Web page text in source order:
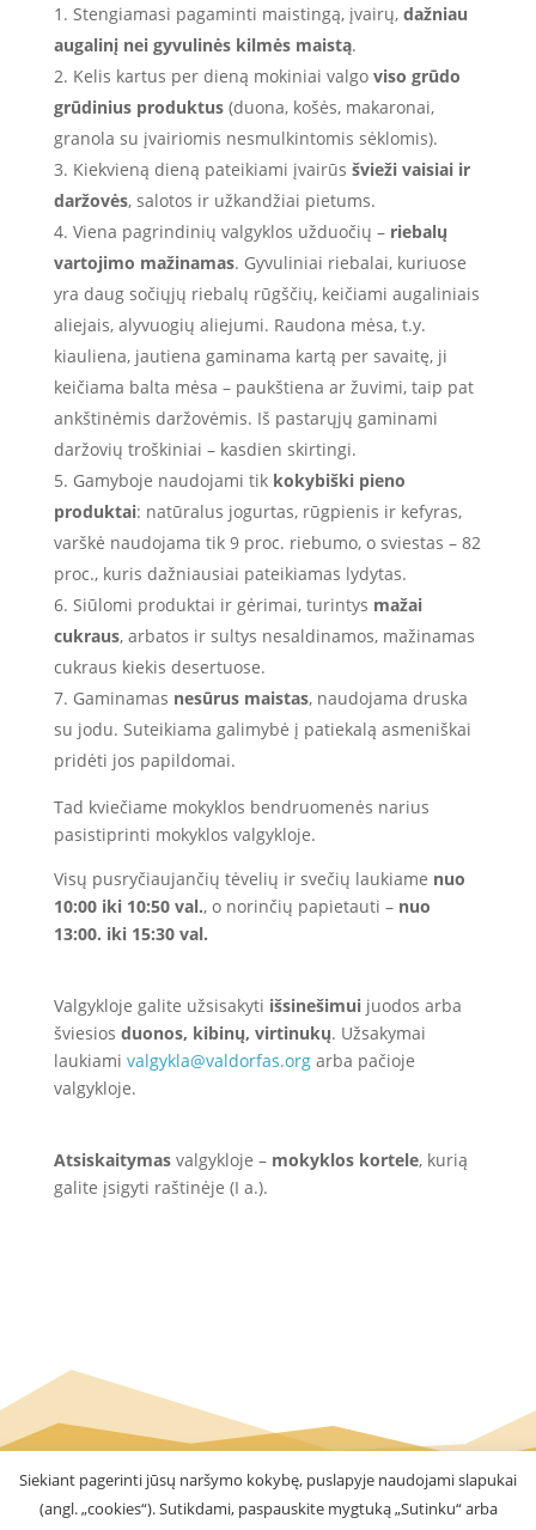
Stengiamasi pagaminti maistingą, įvairų, dažniau
augalinį nei gyvulinės kilmės maistą.
Kelis kartus per dieną mokiniai valgo viso grūdo
grūdinius produktus (duona, košės, makaronai,
granola su įvairiomis nesmulkintomis sėklomis).
Kiekvieną dieną pateikiami įvairūs švieži vaisiai ir
daržovės, salotos ir užkandžiai pietums.
Viena pagrindinių valgyklos užduočių – riebalų
vartojimo mažinamas. Gyvuliniai riebalai, kuriuose
yra daug sočiųjų riebalų rūgščių, keičiami augaliniais
aliejais, alyvuogių aliejumi. Raudona mėsa, t.y.
kiauliena, jautiena gaminama kartą per savaitę, ji
keičiama balta mėsa – paukštiena ar žuvimi, taip pat
ankštinėmis daržovėmis. Iš pastarųjų gaminami
daržovių troškiniai – kasdien skirtingi.
Gamyboje naudojami tik kokybiški pieno
produktai: natūralus jogurtas, rūgpienis ir kefyras,
varškė naudojama tik 9 proc. riebumo, o sviestas – 82
proc., kuris dažniausiai pateikiamas lydytas.
Siūlomi produktai ir gėrimai, turintys mažai
cukraus, arbatos ir sultys nesaldinamos, mažinamas
cukraus kiekis desertuose.
Gaminamas nesūrus maistas, naudojama druska
su jodu. Suteikiama galimybė į patiekalą asmeniškai
pridėti jos papildomai.
Tad kviečiame mokyklos bendruomenės narius
pasistiprinti mokyklos valgykloje.
Visų pusryčiaujančių tėvelių ir svečių laukiame nuo
10:00 iki 10:50 val., o norinčių papietauti – nuo
13:00. iki 15:30 val.
Valgykloje galite užsisakyti išsinešimui juodos arba
šviesios duonos, kibinų, virtinukų. Užsakymai
laukiami valgykla@valdorfas.orgarba pačioje
valgykloje.
Atsiskaitymas valgykloje – mokyklos kortele,kurią
galite įsigyti raštinėje (I a.).
Siekiant pagerinti jūsų naršymo kokybę, puslapyje naudojami slapukai
(angl. „cookies“). Sutikdami, paspauskite mygtuką „Sutinku“ arba